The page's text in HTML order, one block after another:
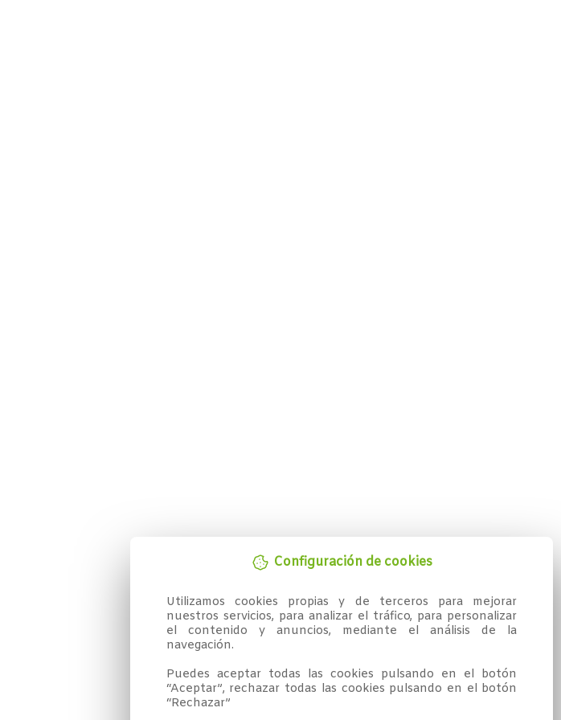
Configuración de cookies
Utilizamos cookies propias y de terceros para mejorar
nuestros servicios, para analizar el tráfico, para personalizar
el contenido y anuncios, mediante el análisis de la
navegación.
Puedes aceptar todas las cookies pulsando en el botón
“Aceptar”, rechazar todas las cookies pulsando en el botón
“Rechazar”